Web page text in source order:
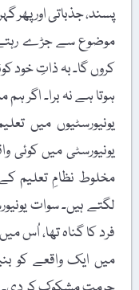
پسند، جذباتی اور پھر
موضوع سے جڑے
کروں گا۔ بہ ذاتِ خود
ہوتا ہے نہ برا۔ اگر
یونیورسٹیوں میں
یونیورسٹی میں کوئی
مخلوط نظامِ تعلیم
لگتے ہیں۔ سوات
فرد کا گناہ تھا، اُس
میں ایک واقعے کو